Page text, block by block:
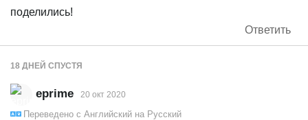
поделились!
Ответить
18 ДНЕЙ СПУСТЯ
eprime 20 окт 2020
Переведено с Английский на Русский